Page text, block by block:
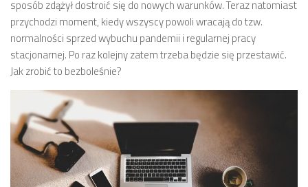
sposób zdążył dostroić się do nowych warunków. Teraz natomiast
przychodzi moment, kiedy wszyscy powoli wracają do tzw.
normalności sprzed wybuchu pandemii i regularnej pracy
stacjonarnej. Po raz kolejny zatem trzeba będzie się przestawić.
Jak zrobić to bezboleśnie?